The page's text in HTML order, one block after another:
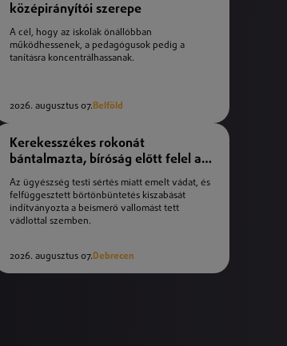
középirányítói szerepe
A cél, hogy az iskolák önállóbban
működhessenek, a pedagógusok pedig a
tanításra koncentrálhassanak.
2026. augusztus 07.Belföld
Kerekesszékes rokonát
bántalmazta, bíróság előtt felel a
férfi
Az ügyészség testi sértés miatt emelt vádat, és
felfüggesztett börtönbüntetés kiszabását
indítványozta a beismerő vallomást tett
vádlottal szemben.
2026. augusztus 07.Debrecen